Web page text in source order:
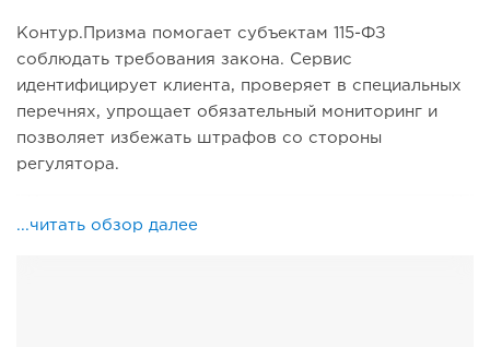
Контур.Призма помогает субъектам 115-ФЗ
соблюдать требования закона. Сервис
идентифицирует клиента, проверяет в специальных
перечнях, упрощает обязательный мониторинг и
позволяет избежать штрафов со стороны
регулятора.
...читать обзор далее